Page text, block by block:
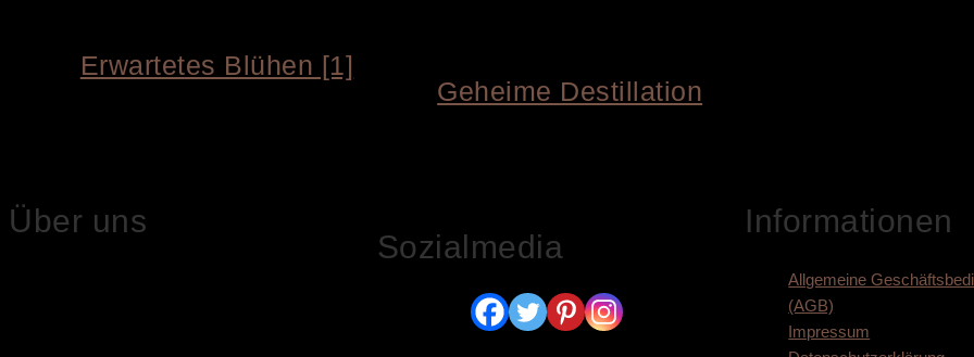
Erwartetes Blühen [1]
Geheime Destillation
Über uns
Sozialmedia
Informationen
Allgemeine
(AGB)
Impressum